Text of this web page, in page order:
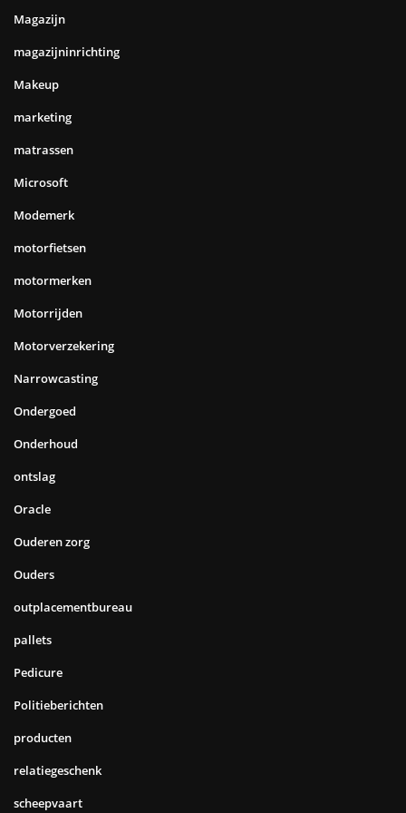
Magazijn
magazijninrichting
Makeup
marketing
matrassen
Microsoft
Modemerk
motorfietsen
motormerken
Motorrijden
Motorverzekering
Narrowcasting
Ondergoed
Onderhoud
ontslag
Oracle
Ouderen zorg
Ouders
outplacementbureau
pallets
Pedicure
Politieberichten
producten
relatiegeschenk
scheepvaart